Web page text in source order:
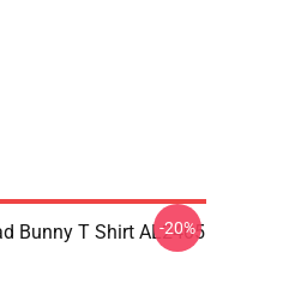
Bunny T Shirt AL2405
-20%